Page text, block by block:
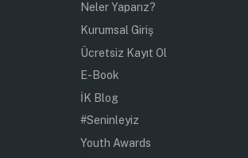
Neler Yaparız?
Kurumsal Giriş
Ücretsiz Kayıt Ol
E-Book
İK Blog
#Seninleyiz
Youth Awards